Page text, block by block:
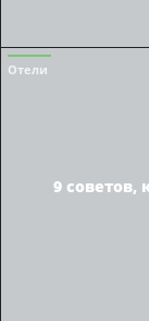
Отели
9 советов,